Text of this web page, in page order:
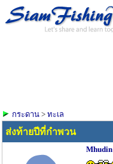
กระดาน > ทะเล
ส่งท้ายปีที่กำพวน
Mhudin